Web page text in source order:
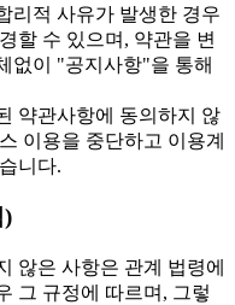
리적 사유가 발생한 경우
할 수 있으며, 약관을 변
없이 "공지사항"을 통해
약관사항에 동의하지 않
이용을 중단하고 이용계
니다.
)
않은 사항은 관계 법령에
그 규정에 따르며, 그렇